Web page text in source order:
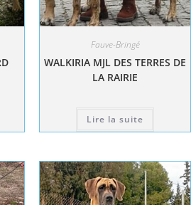
Fauve-Bringé
WALKIRIA MJL DES TERRES DE
LA RAIRIE
Lire la suite